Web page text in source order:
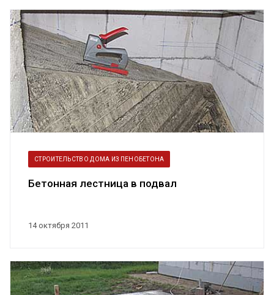
14 октября 2011
СТРОИТЕЛЬСТВО ДОМА ИЗ ПЕНОБЕТОНА
Бетонная лестница в подвал